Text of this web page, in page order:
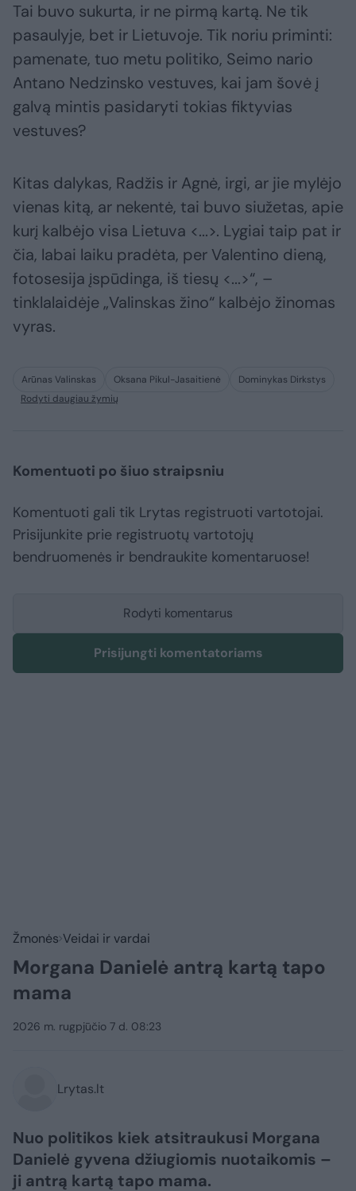
Tai buvo sukurta, ir ne pirmą kartą. Ne tik
pasaulyje, bet ir Lietuvoje. Tik noriu priminti:
pamenate, tuo metu politiko, Seimo nario
Antano Nedzinsko vestuves, kai jam šovė į
galvą mintis pasidaryti tokias fiktyvias
vestuves?
Kitas dalykas, Radžis ir Agnė, irgi, ar jie mylėjo
vienas kitą, ar nekentė, tai buvo siužetas, apie
kurį kalbėjo visa Lietuva <...>. Lygiai taip pat ir
čia, labai laiku pradėta, per Valentino dieną,
fotosesija įspūdinga, iš tiesų <...>“, –
tinklalaidėje „Valinskas žino“ kalbėjo žinomas
vyras.
Arūnas Valinskas Oksana Pikul-Jasaitienė
Dominykas Dirkstys
Rodyti daugiau žymių
Komentuoti po šiuo straipsniu
Komentuoti gali tik Lrytas registruoti vartotojai.
Prisijunkite prie registruotų vartotojų
bendruomenės ir bendraukite komentaruose!
Rodyti komentarus
Prisijungti komentatoriams
Žmonės Veidai ir vardai
Morgana Danielė antrą kartą tapo
mama
2026 m. rugpjūčio 7 d. 08:23
Lrytas.lt
Nuo politikos kiek atsitraukusi Morgana
Danielė gyvena džiugiomis nuotaikomis –
ji antrą kartą tapo mama.